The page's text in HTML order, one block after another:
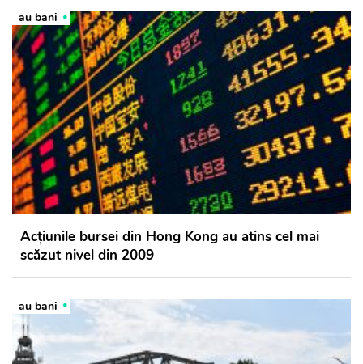
au bani
Acţiunile bursei din Hong Kong au atins cel mai
scăzut nivel din 2009
au bani